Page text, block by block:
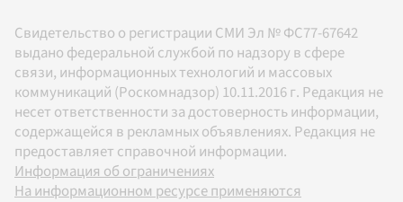
Свидетельство о регистрации СМИ Эл № ФС77-67642
выдано федеральной службой по надзору в сфере
связи, информационных технологий и массовых
коммуникаций (Роскомнадзор) 10.11.2016 г. Редакция не
несет ответственности за достоверность информации,
содержащейся в рекламных объявлениях. Редакция не
предоставляет справочной информации.
Информация об ограничениях
На информационном ресурсе применяются